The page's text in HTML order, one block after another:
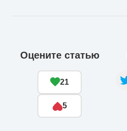
Оцените статью
21
5